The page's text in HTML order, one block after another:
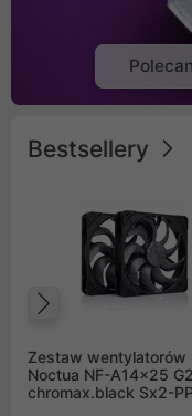
Bestsellery
Zestaw wentylatorów
Noctua NF-A14x25
chromax.black Sx2-PP